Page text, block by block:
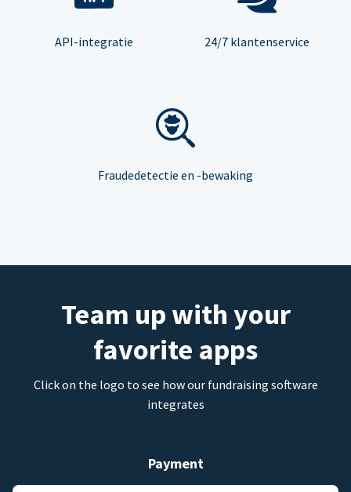
API-integratie 24/7 klantenservice
Fraudedetectie en -bewaking
Team up with your
favorite apps
Click on the logo to see how our fundraising software
integrates
Payment